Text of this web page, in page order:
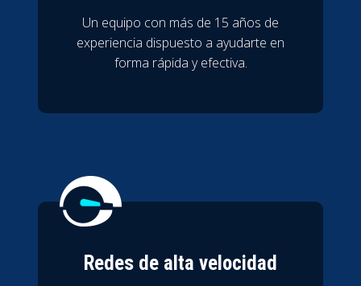
Un equipo con más de 15 años de
experiencia dispuesto a ayudarte en
forma rápida y efectiva.
Redes de alta velocidad